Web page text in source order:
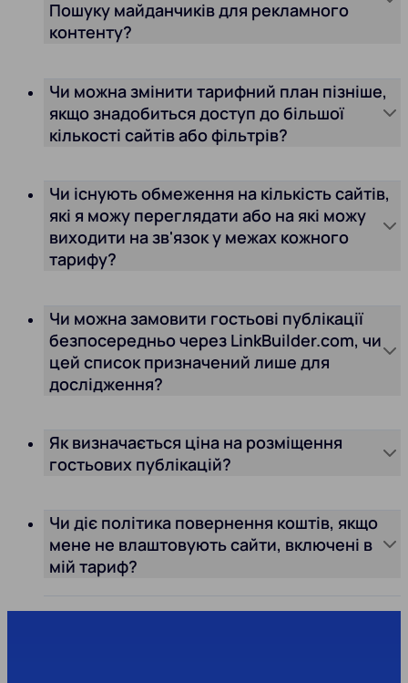
Пошуку майданчиків для рекламного
контенту?
Чи можна змінити тарифний план пізніше,
якщо знадобиться доступ до більшої
кількості сайтів або фільтрів?
Чи існують обмеження на кількість сайтів,
які я можу переглядати або на які можу
виходити на зв'язок у межах кожного
тарифу?
Чи можна замовити гостьові публікації
безпосередньо через LinkBuilder.com, чи
цей список призначений лише для
дослідження?
Як визначається ціна на розміщення
гостьових публікацій?
Чи діє політика повернення коштів, якщо
мене не влаштовують сайти, включені в
мій тариф?